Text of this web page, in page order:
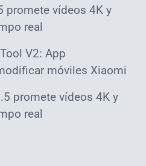
promete vídeos 4K y
real
V2: App
móviles Xiaomi
promete vídeos 4K y
real